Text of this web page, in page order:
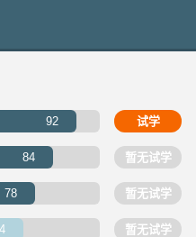
92 试学
84 暂无试学
78 暂无试学
暂无试学